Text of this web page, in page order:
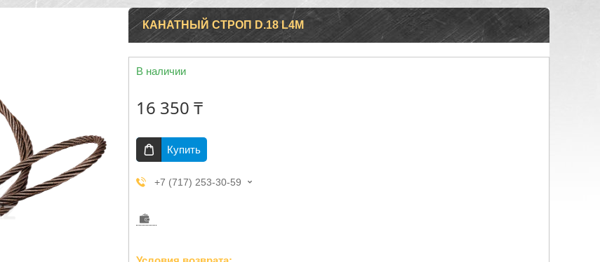
КАНАТНЫЙ СТРОП D.18 L4М
В наличии
16 350 ₸
Купить
+7 (717) 253-30-59